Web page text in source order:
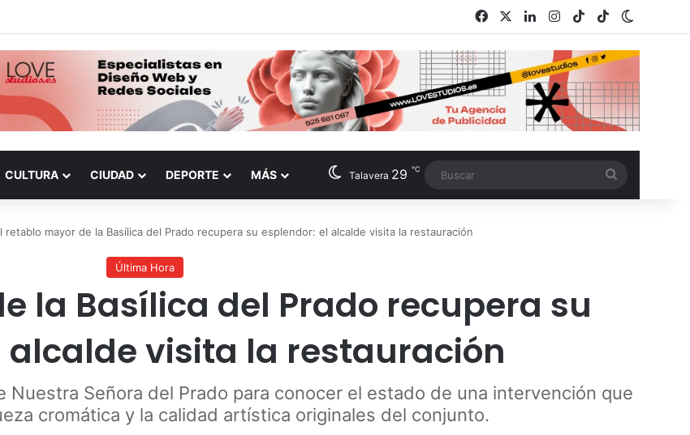
Facebook LinkedInInstagram
TikTokRSS
CULTURA CIUDAD DEPORTE MÁS Talavera 29 ℃
retablo mayor de la Basílica del Prado recupera su esplendor: el alcalde visita la restauración
Última Hora
la Basílica del Prado recupera su
alcalde visita la restauración
Nuestra Señora del Prado para conocer el estado de una intervención que
cromática y la calidad artística originales del conjunto.